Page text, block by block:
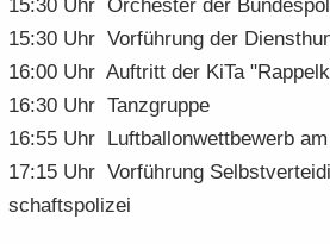
15:30 Uhr Or­ches­ter der
15:30 Uhr Vor­füh­rung der
16:00 Uhr Auf­tritt der KiTa
16:30 Uhr Tanz­grup­pe
16:55 Uhr Luft­bal­lon­wett­be­werb
17:15 Uhr Vor­füh­rung
schafts­po­li­zei